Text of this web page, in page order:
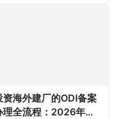
资海外建厂的ODI备案
理全流程：2026年版